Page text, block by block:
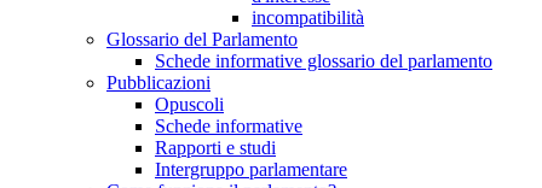
incompatibilità
Glossario del Parlamento
Schede informative glossario del parlamento
Pubblicazioni
Opuscoli
Schede informative
Rapporti e studi
Intergruppo parlamentare